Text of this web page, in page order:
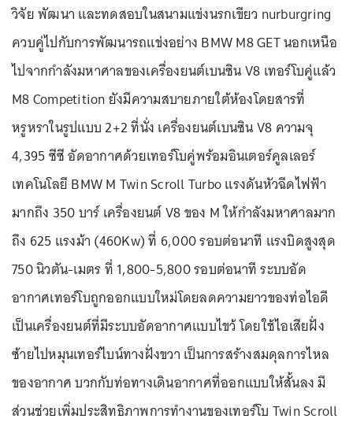
วิจัย พัฒนา และทดสอบในสนามแข่งนรกเขียว nurburgring
ควบคู่ไปกับการพัฒนารถแข่งอย่าง BMW M8 GET นอกเหนือ
ไปจากกำลังมหาศาลของเครื่องยนต์เบนซิน V8 เทอร์โบคู่แล้ว
M8 Competition ยังมีความสบายภายใต้ห้องโดยสารที่
หรูหราในรูปแบบ 2+2 ที่นั่ง เครื่องยนต์เบนซิน V8 ความจุ
4,395 ซีซี อัดอากาศด้วยเทอร์โบคู่พร้อมอินเตอร์คูลเลอร์
เทคโนโลยี BMW M Twin Scroll Turbo แรงดันหัวฉีดไฟฟ้า
มากถึง 350 บาร์ เครื่องยนต์ V8 ของ M ให้กำลังมหาศาลมาก
ถึง 625 แรงม้า (460Kw) ที่ 6,000 รอบต่อนาที แรงบิดสูงสุด
750 นิวตัน-เมตร ที่ 1,800-5,800 รอบต่อนาที ระบบอัด
อากาศเทอร์โบถูกออกแบบใหม่โดยลดความยาวของท่อไอดี
เป็นเครื่องยนต์ที่มีระบบอัดอากาศแบบไขว้ โดยใช้ไอเสียฝั่ง
ซ้ายไปหมุนเทอร์ไบน์ทางฝั่งขวา เป็นการสร้างสมดุลการไหล
ของอากาศ บวกกับท่อทางเดินอากาศที่ออกแบบให้สั้นลง มี
ส่วนช่วยเพิ่มประสิทธิภาพการทำงานของเทอร์โบ Twin Scroll